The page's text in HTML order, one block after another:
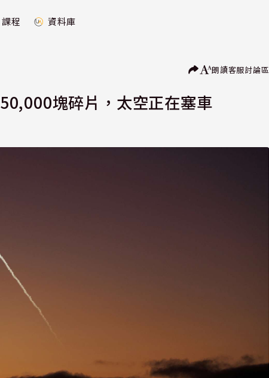
課程 資料庫
朗讀客服討論區
塊碎片，太空正在塞車